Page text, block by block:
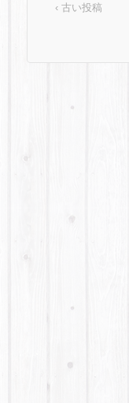
‹ 古い投稿